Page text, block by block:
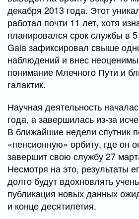
декабря 2013 года. Этот
работал почти 11 лет, хотя
планировался срок службы в
Gaia зафиксировал свыше
наблюдений и внес
понимание Млечного Пути и
галактик.
Научная деятельность
года, а завершилась из-за
В ближайшие недели спутник
«пенсионную» орбиту, где он
завершит свою службу 27
Несмотря на это, результаты
долго будут вдохновлять
публикация новых данных
и конце десятилетия.